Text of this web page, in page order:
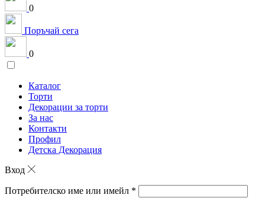
0
Поръчай сега
0
Каталог
Торти
Декорации за торти
За нас
Контакти
Профил
Детска Декорация
Вход
Потребителско име или имейл *